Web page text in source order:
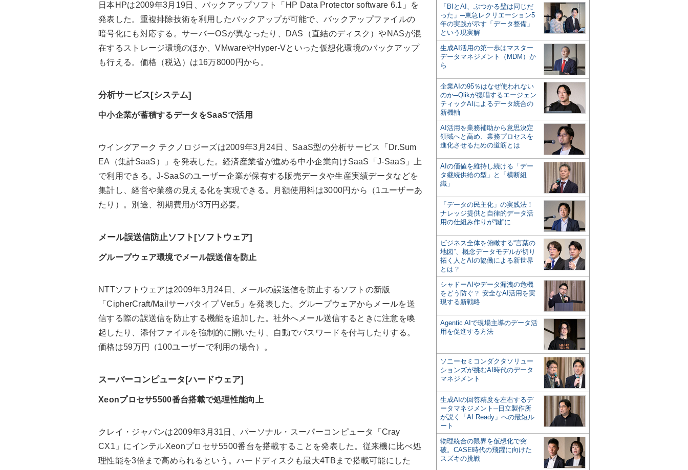
日本HPは2009年3月19日、バックアップソフト「HP Data Protector software 6.1」を
発表した。重複排除技術を利用したバックアップが可能で、バックアップファイルの
暗号化にも対応する。サーバーOSが異なったり、DAS（直結のディスク）やNASが混
在するストレージ環境のほか、VMwareやHyper-Vといった仮想化環境のバックアップ
も行える。価格（税込）は16万8000円から。
分析サービス[システム]
中小企業が蓄積するデータをSaaSで活用
ウイングアーク テクノロジーズは2009年3月24日、SaaS型の分析サービス「Dr.Sum
EA（集計SaaS）」を発表した。経済産業省が進める中小企業向けSaaS「J-SaaS」上
で利用できる。J-SaaSのユーザー企業が保有する販売データや生産実績データなどを
集計し、経営や業務の見える化を実現できる。月額使用料は3000円から（1ユーザーあ
たり）。別途、初期費用が3万円必要。
メール誤送信防止ソフト[ソフトウェア]
グループウェア環境でメール誤送信を防止
NTTソフトウェアは2009年3月24日、メールの誤送信を防止するソフトの新版
「CipherCraft/Mailサーバタイプ Ver.5」を発表した。グループウェアからメールを送
信する際の誤送信を防止する機能を追加した。社外へメール送信するときに注意を喚
起したり、添付ファイルを強制的に開いたり、自動でパスワードを付与したりする。
価格は59万円（100ユーザーで利用の場合）。
スーパーコンピュータ[ハードウェア]
Xeonプロセサ5500番台搭載で処理性能向上
クレイ・ジャパンは2009年3月31日、パーソナル・スーパーコンピュータ「Cray
CX1」にインテルXeonプロセサ5500番台を搭載することを発表した。従来機に比べ処
理性能を3倍まで高められるという。ハードディスクも最大4TBまで搭載可能にした
「BIとAI、ぶつかる壁は同じだ
った」─東急レクリエーション5
年の実践が示す「データ整備」
という現実解
生成AI活用の第一歩はマスター
データマネジメント（MDM）か
ら
企業AIの95％はなぜ使われない
のか─Qlikが提唱するエージェン
ティックAIによるデータ統合の
新機軸
AI活用を業務補助から意思決定
領域へと高め、業務プロセスを
進化させるための道筋とは
AIの価値を維持し続ける「デー
タ継続供給の型」と「横断組
織」
「データの民主化」の実践法！
ナレッジ提供と自律的データ活
用の仕組み作りが“鍵”に
ビジネス全体を俯瞰する“言葉の
地図”、概念データモデルが切り
拓く人とAIの協働による新世界
とは？
シャドーAIやデータ漏洩の危機
をどう防ぐ？ 安全なAI活用を実
現する新戦略
Agentic AIで現場主導のデータ活
用を促進する方法
ソニーセミコンダクタソリュー
ションズが挑むAI時代のデータ
マネジメント
生成AIの回答精度を左右するデ
ータマネジメント─日立製作所
が説く「AI Ready」への最短ル
ート
物理統合の限界を仮想化で突
破。CASE時代の飛躍に向けた
スズキの挑戦